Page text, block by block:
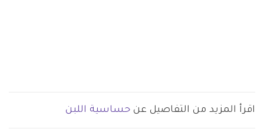
اقرأ المزيد من التفاصيل عن حساسية اللبن